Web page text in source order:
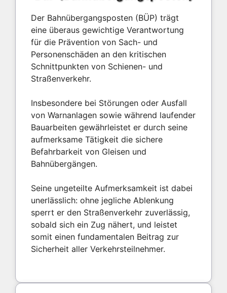
Der Bahnübergangsposten (BÜP) trägt
eine überaus gewichtige Verantwortung
für die Prävention von Sach- und
Personenschäden an den kritischen
Schnittpunkten von Schienen- und
Straßenverkehr.
Insbesondere bei Störungen oder Ausfall
von Warnanlagen sowie während laufender
Bauarbeiten gewährleistet er durch seine
aufmerksame Tätigkeit die sichere
Befahrbarkeit von Gleisen und
Bahnübergängen.
Seine ungeteilte Aufmerksamkeit ist dabei
unerlässlich: ohne jegliche Ablenkung
sperrt er den Straßenverkehr zuverlässig,
sobald sich ein Zug nähert, und leistet
somit einen fundamentalen Beitrag zur
Sicherheit aller Verkehrsteilnehmer.